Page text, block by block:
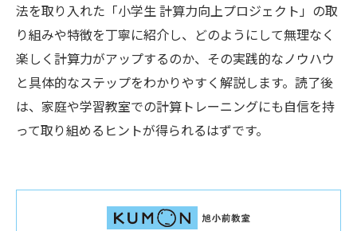
法を取り入れた「小学生 計算力向上プロジェクト」の取
り組みや特徴を丁寧に紹介し、どのようにして無理なく
楽しく計算力がアップするのか、その実践的なノウハウ
と具体的なステップをわかりやすく解説します。読了後
は、家庭や学習教室での計算トレーニングにも自信を持
って取り組めるヒントが得られるはずです。